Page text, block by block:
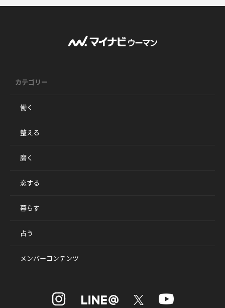
カテゴリー
働く
整える
磨く
恋する
暮らす
占う
メンバーコンテンツ